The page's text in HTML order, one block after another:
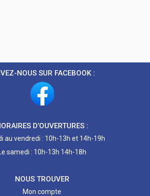
NOUS SUR FACEBOOK :
D’OUVERTURES :
au vendredi : 10h-13h et 14h-19h
samedi : 10h-13h 14h-18h
NOUS TROUVER
Mon compte